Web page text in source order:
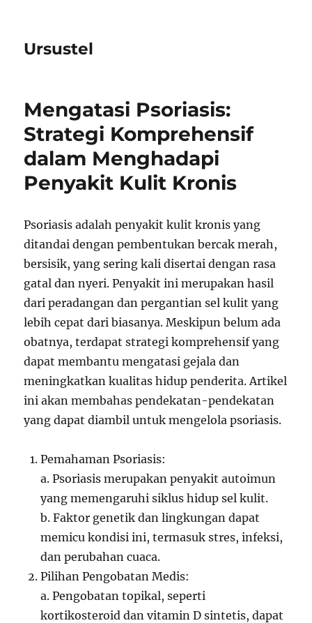
Ursustel
Mengatasi Psoriasis:
Strategi Komprehensif
dalam Menghadapi
Penyakit Kulit Kronis
Psoriasis adalah penyakit kulit kronis yang
ditandai dengan pembentukan bercak merah,
bersisik, yang sering kali disertai dengan rasa
gatal dan nyeri. Penyakit ini merupakan hasil
dari peradangan dan pergantian sel kulit yang
lebih cepat dari biasanya. Meskipun belum ada
obatnya, terdapat strategi komprehensif yang
dapat membantu mengatasi gejala dan
meningkatkan kualitas hidup penderita. Artikel
ini akan membahas pendekatan-pendekatan
yang dapat diambil untuk mengelola psoriasis.
Pemahaman Psoriasis:
a. Psoriasis merupakan penyakit autoimun
yang memengaruhi siklus hidup sel kulit.
b. Faktor genetik dan lingkungan dapat
memicu kondisi ini, termasuk stres, infeksi,
dan perubahan cuaca.
Pilihan Pengobatan Medis:
a. Pengobatan topikal, seperti
kortikosteroid dan vitamin D sintetis, dapat